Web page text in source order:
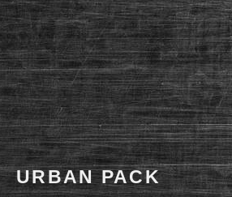
URBAN PACK